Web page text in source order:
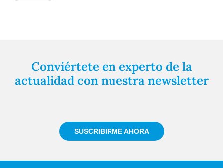
Conviértete en experto de la
actualidad con nuestra newsletter
SUSCRIBIRME AHORA